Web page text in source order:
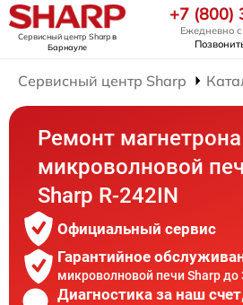
Сервисный центр Sharpв
Барнауле
+7 (800)
Ежедневно
Сервисный центр Sharp
Ремонт магнетрона
микроволновой
Sharp R-242IN
Официальный сервис
Гарантийное
микроволновой печи Sharp до
Диагностика за наш